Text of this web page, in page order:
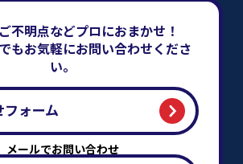
不明点などプロにおまかせ！
もお気軽にお問い合わせくださ
い。
ォーム
メールでお問い合わせ